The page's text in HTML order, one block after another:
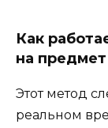
Как
на
Этот метод
реальном